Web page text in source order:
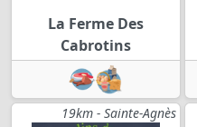
La Ferme Des
Cabrotins
19km - Sainte-Agnès